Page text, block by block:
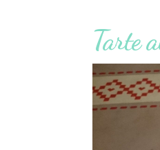
Tarte